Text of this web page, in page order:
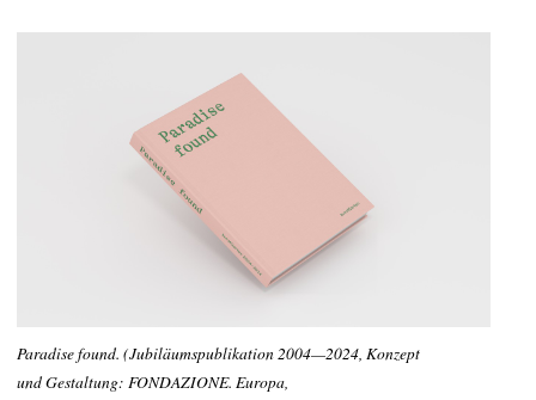
Paradise found. (Jubiläumspublikation 2004—2024, Konzept
und Gestaltung: FONDAZIONE. Europa,